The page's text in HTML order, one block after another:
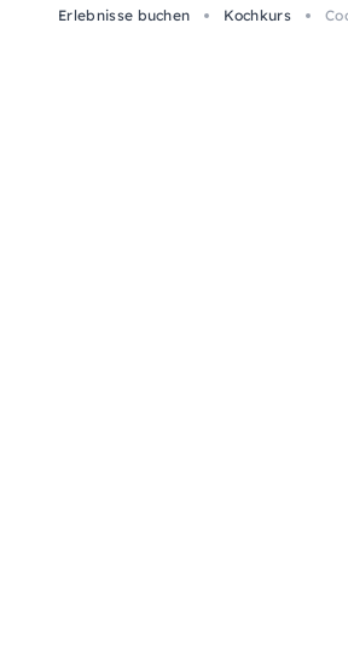
Erlebnisse buchen
Kochkurs